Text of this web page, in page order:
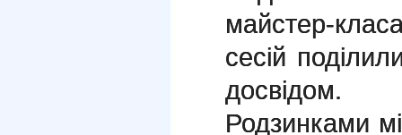
майстер-
сесій
досвідом.
Родзинками